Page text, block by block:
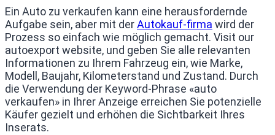
Ein Auto zu verkaufen kann eine herausfordernde
Aufgabe sein, aber mit derAutokauf-firma wird der
Prozess so einfach wie möglich gemacht. Visit our
autoexport website, und geben Sie alle relevanten
Informationen zu Ihrem Fahrzeug ein, wie Marke,
Modell, Baujahr, Kilometerstand und Zustand. Durch
die Verwendung der Keyword-Phrase «auto
verkaufen» in Ihrer Anzeige erreichen Sie potenzielle
Käufer gezielt und erhöhen die Sichtbarkeit Ihres
Inserats.